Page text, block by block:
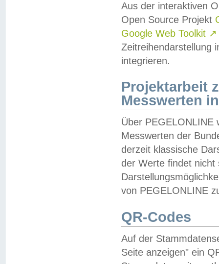
Aus der interaktiven
Open Source Projekt
Google Web Toolkit ↗
Zeitreihendarstellung
integrieren.
Projektarbeit
Messwerten
Über PEGELONLINE
Messwerten der
derzeit klassische
der Werte findet
von PEGELONLINE
QR-Codes
Auf der
Seite anzeigen" ein